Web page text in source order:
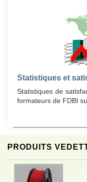
PRODUITS
Statistiques et
Statistiques de
formateurs de FDBI